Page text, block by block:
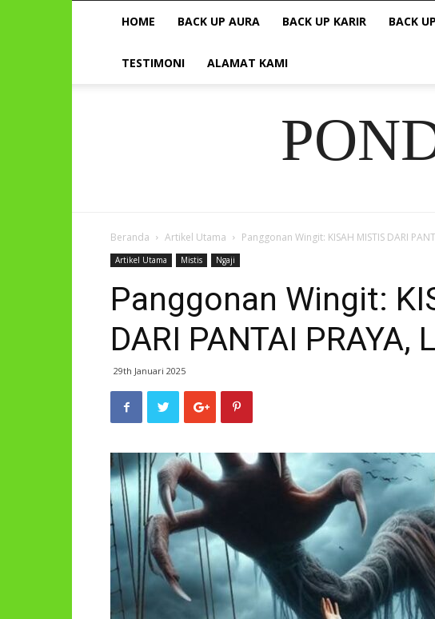
HOME BACK UP AURA BACK UP KARIR BACK
TESTIMONI ALAMAT KAMI
Beranda Artikel Utama Panggonan Wingit: KISAH MISTIS DARI
Artikel Utama Mistis Ngaji
Panggonan Wingit:
DARI PANTAI PRAYA,
29th Januari 2025